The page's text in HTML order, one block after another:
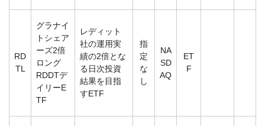
RD
TL
グラナイ
トシェア
ーズ2倍
ロング
RDDTデ
イリーE
TF
レディット
社の運用実
績の2倍とな
る日次投資
結果を目指
すETF
指
定
な
し
NA
SD
AQ
ET
F